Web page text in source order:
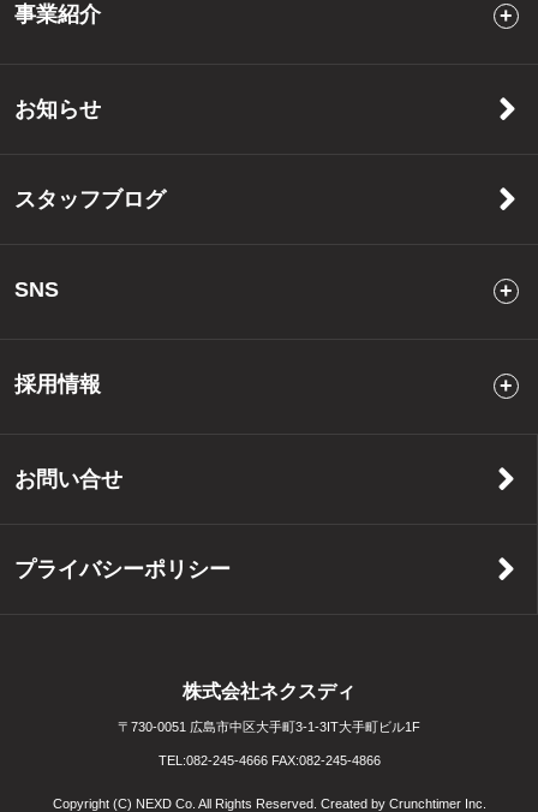
事業紹介
お知らせ
スタッフブログ
SNS
採用情報
お問い合せ
プライバシーポリシー
株式会社ネクスディ
〒730-0051 広島市中区大手町3-1-3IT大手町ビル1F
TEL:082-245-4666FAX:082-245-4866
Copyright (C) NEXD Co. All Rights Reserved. Created by Crunchtimer Inc.